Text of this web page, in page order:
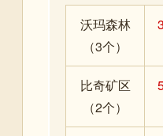
沃玛森林
（3个）
比奇矿区
（2个）